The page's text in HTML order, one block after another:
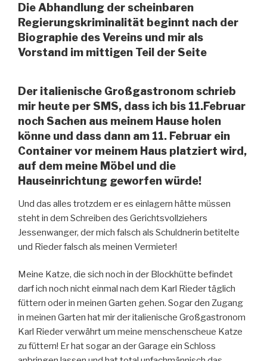
Die Abhandlung der scheinbaren
Regierungskriminalität beginnt nach der
Biographie des Vereins und mir als
Vorstand im mittigen Teil der Seite
Der italienische Großgastronom schrieb
mir heute per SMS, dass ich bis 11.Februar
noch Sachen aus meinem Hause holen
könne und dass dann am 11. Februar ein
Container vor meinem Haus platziert wird,
auf dem meine Möbel und die
Hauseinrichtung geworfen würde!
Und das alles trotzdem er es einlagern hätte müssen
steht in dem Schreiben des Gerichtsvollziehers
Jessenwanger, der mich falsch als Schuldnerin betitelte
und Rieder falsch als meinen Vermieter!
Meine Katze, die sich noch in der Blockhütte befindet
darf ich noch nicht einmal nach dem Karl Rieder täglich
füttern oder in meinen Garten gehen. Sogar den Zugang
in meinen Garten hat mir der italienische Großgastronom
Karl Rieder verwährt um meine menschenscheue Katze
zu füttern! Er hat sogar an der Garage ein Schloss